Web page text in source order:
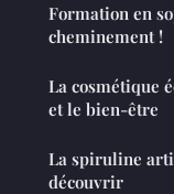
Formation en
cheminement !
La cosmétique
et le bien-être
La spiruline
découvrir